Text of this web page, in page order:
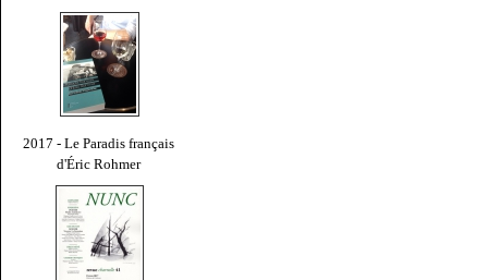
2017 - Le Paradis français
d'Éric Rohmer